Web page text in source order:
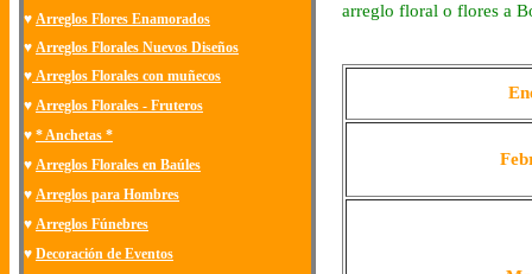
♥ Arreglos Flores Enamorados
♥ Arreglos Florales Nuevos Diseños
♥ Arreglos Florales con muñecos
♥ Arreglos Florales - Fruteros
♥ * Anchetas *
♥ Arreglos Florales en Baúles
♥ Arreglos para Hombres
♥ Arreglos Fúnebres
♥ Decoración de Eventos
arreglo floral o flores a